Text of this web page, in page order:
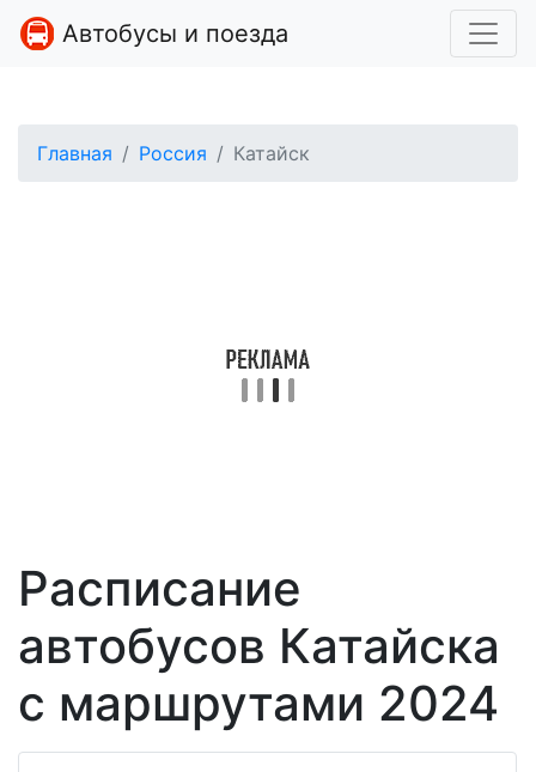
Автобусы и поезда
Главная Россия Катайск
Расписание
автобусов Катайска
с маршрутами 2024